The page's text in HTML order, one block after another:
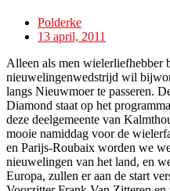
Polderke
13 april, 2011
Alleen als men wielerliefhebber
nieuwelingenwedstrijd wil
langs Nieuwmoer te passeren.
Diamond staat op het
deze deelgemeente van
mooie namiddag voor de
en Parijs-Roubaix worden we
nieuwelingen van het land, en
Europa, zullen er aan de start